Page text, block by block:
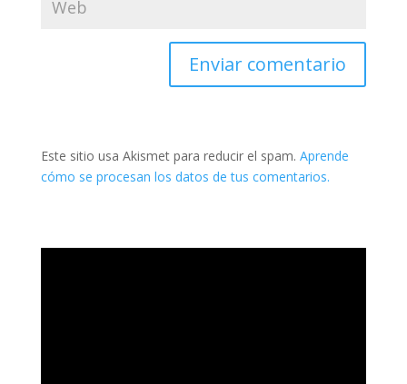
Este sitio usa Akismet para reducir el spam. Aprende
cómo se procesan los datos de tus comentarios.